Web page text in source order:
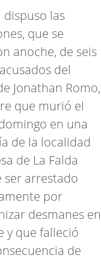
dispuso las
que se
anoche, de seis
del
Jonathan Romo,
que murió el
en una
de la localidad
de La Falda
ser arrestado
por
desmanes en
y que falleció
de